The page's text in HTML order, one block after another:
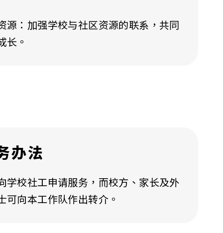
源：加强学校与社区资源的联系，共同
长。
办法
学校社工申请服务，而校方、家长及外
可向本工作队作出转介。